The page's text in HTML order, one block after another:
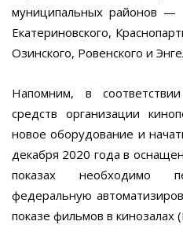
муниципальных районов —
Екатериновского,
Озинского, Ровенского и
Напомним, в
средств организации
новое оборудование и
декабря 2020 года в
показах необходимо
федеральную
показе фильмов в кинозалах